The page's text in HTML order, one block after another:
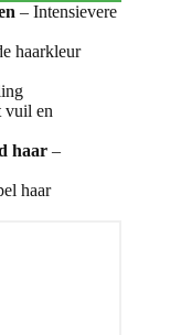
– Intensievere
haarkleur
vuil en
haar –
haar